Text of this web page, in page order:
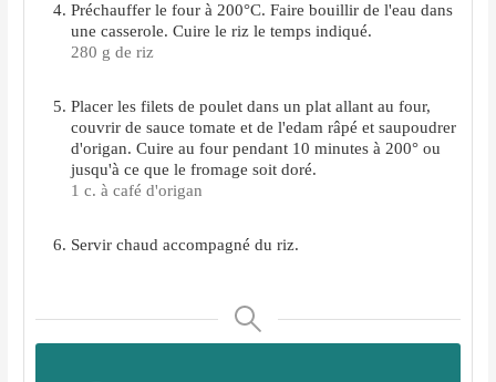
Préchauffer le four à 200°C. Faire bouillir de l'eau dans
une casserole. Cuire le riz le temps indiqué.
280 g de riz
Placer les filets de poulet dans un plat allant au four,
couvrir de sauce tomate et de l'edam râpé et saupoudrer
d'origan. Cuire au four pendant 10 minutes à 200° ou
jusqu'à ce que le fromage soit doré.
1 c. à café d'origan
Servir chaud accompagné du riz.